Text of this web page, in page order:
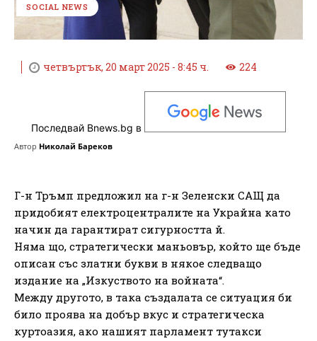
SOCIAL NEWS
четвъртък, 20 март 2025 - 8:45 ч. 224
Последвай Bnews.bg в
Автор Николай Бареков
Г-н Тръмп предложил на г-н Зеленски САЩ да
придобият електроцентралите на Украйна като
начин да гарантират сигурността й.
Няма що, стратегически маньовър, който ще бъде
описан със златни букви в някое следващо
издание на „Изкуството на войната“.
Между другото, в така създалата се ситуация би
било проява на добър вкус и стратегическа
куртоазия, ако нашият парламент тутакси